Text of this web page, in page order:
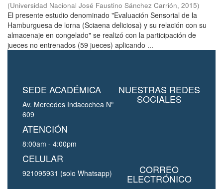
(Universidad Nacional José Faustino Sánchez Carrión, 2015)
El presente estudio denominado "Evaluación Sensorial de la
Hamburguesa de lorna (Sciaena deliciosa) y su relación con su
almacenaje en congelado" se realizó con la participación de
jueces no entrenados (59 jueces) aplicando ...
SEDE ACADÉMICA
Av. Mercedes Indacochea Nº
609
ATENCIÓN
8:00am - 4:00pm
CELULAR
921095931 (solo Whatsapp)
NUESTRAS REDES
SOCIALES
CORREO
ELECTRÓNICO